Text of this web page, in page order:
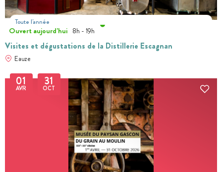
Toute l'année
Ouvert aujourd'hui 8h - 19h
Visites et dégustations de la Distillerie Escagnan
Eauze
01
AVR 31
OCT